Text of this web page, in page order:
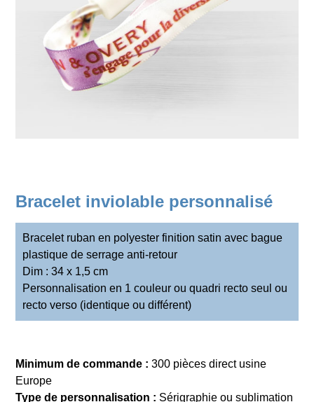
Bracelet inviolable personnalisé
Bracelet ruban en polyester finition satin avec bague
plastique de serrage anti-retour
Dim : 34 x 1,5 cm
Personnalisation en 1 couleur ou quadri recto seul ou
recto verso (identique ou différent)
Minimum de commande : 300 pièces direct usine
Europe
Type de personnalisation : Sérigraphie ou sublimation